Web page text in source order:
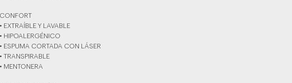
CONFORT
• EXTRAÍBLE Y LAVABLE
• HIPOALERGÉNICO
• ESPUMA CORTADA CON LÁSER
• TRANSPIRABLE
• MENTONERA